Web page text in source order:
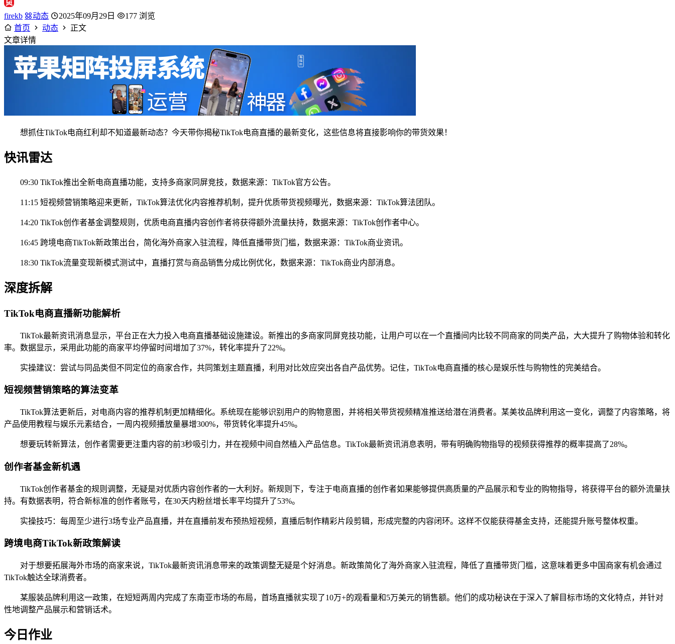
firekb 动态 2025年09月29日
177 浏览
首页
动态
正文
文章详情
想抓住TikTok电商红利却不知道最新动态？今天带你揭秘TikTok电商直播的最新变化，这些信息将直接影响你的带货效果！
快讯雷达
09:30 TikTok推出全新电商直播功能，支持多商家同屏竞技，数据来源：TikTok官方公告。
11:15 短视频营销策略迎来更新，TikTok算法优化内容推荐机制，提升优质带货视频曝光，数据来源：TikTok算法团队。
14:20 TikTok创作者基金调整规则，优质电商直播内容创作者将获得额外流量扶持，数据来源：TikTok创作者中心。
16:45 跨境电商TikTok新政策出台，简化海外商家入驻流程，降低直播带货门槛，数据来源：TikTok商业资讯。
18:30 TikTok流量变现新模式测试中，直播打赏与商品销售分成比例优化，数据来源：TikTok商业内部消息。
深度拆解
TikTok电商直播新功能解析
TikTok最新资讯消息显示，平台正在大力投入电商直播基础设施建设。新推出的多商家同屏竞技功能，让用户可以在一个直播间内比较不同商家的同类产品，大大提升了购物体验和转化
率。数据显示，采用此功能的商家平均停留时间增加了37%，转化率提升了22%。
实操建议：尝试与同品类但不同定位的商家合作，共同策划主题直播，利用对比效应突出各自产品优势。记住，TikTok电商直播的核心是娱乐性与购物性的完美结合。
短视频营销策略的算法变革
TikTok算法更新后，对电商内容的推荐机制更加精细化。系统现在能够识别用户的购物意图，并将相关带货视频精准推送给潜在消费者。某美妆品牌利用这一变化，调整了内容策略，将
产品使用教程与娱乐元素结合，一周内视频播放量暴增300%，带货转化率提升45%。
想要玩转新算法，创作者需要更注重内容的前3秒吸引力，并在视频中间自然植入产品信息。TikTok最新资讯消息表明，带有明确购物指导的视频获得推荐的概率提高了28%。
创作者基金新机遇
TikTok创作者基金的规则调整，无疑是对优质内容创作者的一大利好。新规则下，专注于电商直播的创作者如果能够提供高质量的产品展示和专业的购物指导，将获得平台的额外流量扶
持。有数据表明，符合新标准的创作者账号，在30天内粉丝增长率平均提升了53%。
实操技巧：每周至少进行3场专业产品直播，并在直播前发布预热短视频，直播后制作精彩片段剪辑，形成完整的内容闭环。这样不仅能获得基金支持，还能提升账号整体权重。
跨境电商TikTok新政策解读
对于想要拓展海外市场的商家来说，TikTok最新资讯消息带来的政策调整无疑是个好消息。新政策简化了海外商家入驻流程，降低了直播带货门槛，这意味着更多中国商家有机会通过
TikTok触达全球消费者。
某服装品牌利用这一政策，在短短两周内完成了东南亚市场的布局，首场直播就实现了10万+的观看量和5万美元的销售额。他们的成功秘诀在于深入了解目标市场的文化特点，并针对
性地调整产品展示和营销话术。
今日作业